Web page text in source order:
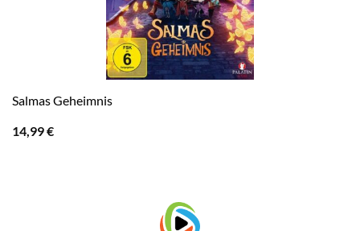
Salmas Geheimnis
14,99€